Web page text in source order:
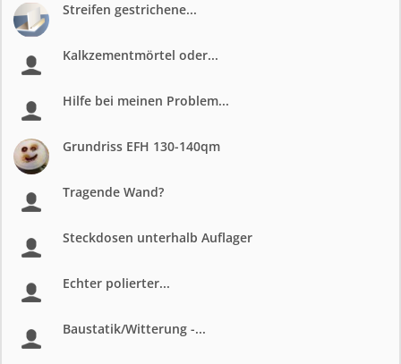
Streifen gestrichene...
Kalkzementmörtel oder...
Hilfe bei meinen Problem...
Grundriss EFH 130-140qm
Tragende Wand?
Steckdosen unterhalb Auflager
Echter polierter...
Baustatik/Witterung -...